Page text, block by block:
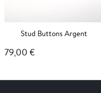
Stud Buttons Argent
79,00 €